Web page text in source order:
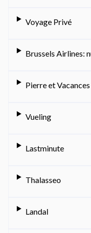
Voyage Privé
Brussels Airlines:
Pierre et Vacances
Vueling
Lastminute
Thalasseo
Landal